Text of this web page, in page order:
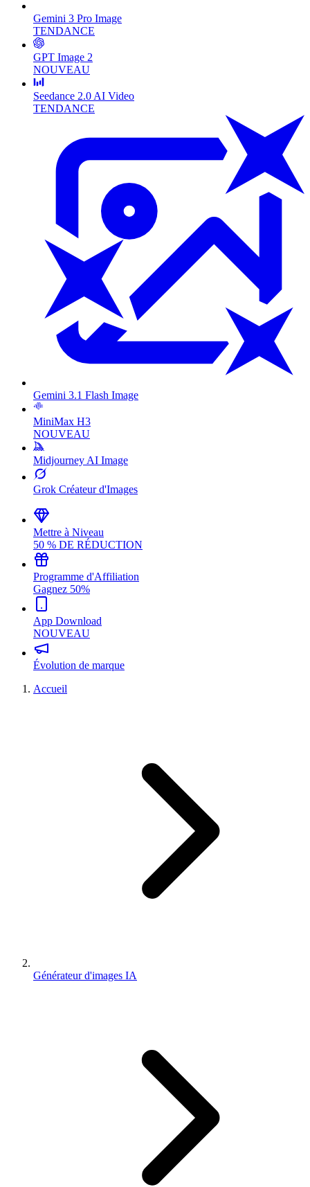
Gemini 3 Pro Image
TENDANCE
GPT Image 2
NOUVEAU
Seedance 2.0 AI Video
TENDANCE
Gemini 3.1 Flash Image
MiniMax H3
NOUVEAU
Midjourney AI Image
Grok Créateur d'Images
Mettre à Niveau
50 % DE RÉDUCTION
Programme d'Affiliation
Gagnez 50%
App Download
NOUVEAU
Évolution de marque
Accueil
Générateur d'images IA